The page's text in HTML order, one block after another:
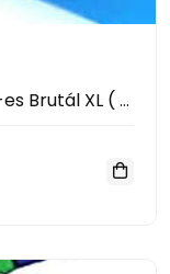
Mágikus autó, Sport változat LED-es Brutál XL ( 360 fokos fordulóval kompatibilis ) Narancs